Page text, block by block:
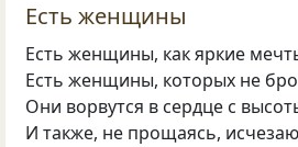
Есть женщины
Есть женщины, как яркие
Есть женщины, которых не
Они ворвутся в сердце с
И также, не прощаясь,